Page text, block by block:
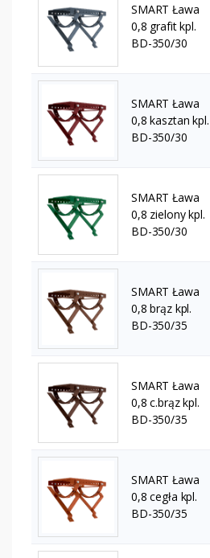
SMART Ława
0,8 grafit kpl.
BD-350/30
SMART Ława
0,8 kasztan kpl.
BD-350/30
SMART Ława
0,8 zielony kpl.
BD-350/30
SMART Ława
0,8 brąz kpl.
BD-350/35
SMART Ława
0,8 c.brąz kpl.
BD-350/35
SMART Ława
0,8 cegła kpl.
BD-350/35